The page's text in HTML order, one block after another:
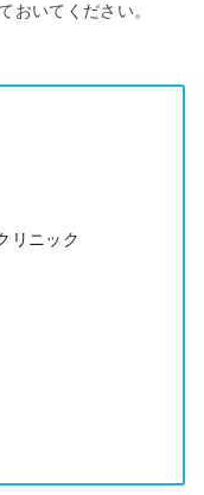
おいてください。
リニック